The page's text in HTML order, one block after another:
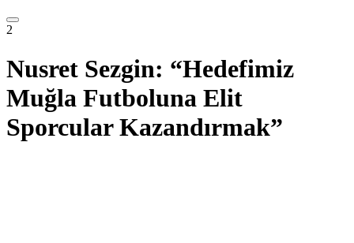
2
Nusret Sezgin: “Hedefimiz
Muğla Futboluna Elit
Sporcular Kazandırmak”